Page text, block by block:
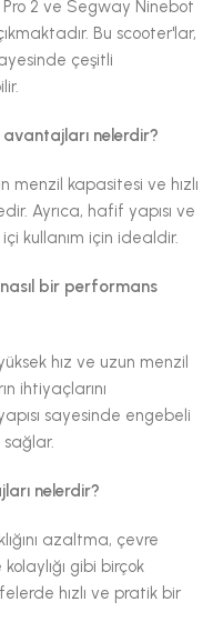
2 ve Segway Ninebot
Bu scooter'lar,
çeşitli
nelerdir?
menzil kapasitesi ve hızlı
Ayrıca, hafif yapısı ve
kullanım için idealdir.
bir performans
hız ve uzun menzil
ihtiyaçlarını
sayesinde engebeli
nelerdir?
azaltma, çevre
gibi birçok
hızlı ve pratik bir